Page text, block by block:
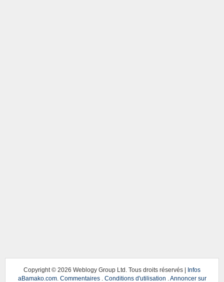
Copyright © 2026 Weblogy Group Ltd. Tous droits réservés | Infos
aBamako.com. Commentaires. Conditions d'utilisation
Annoncer sur